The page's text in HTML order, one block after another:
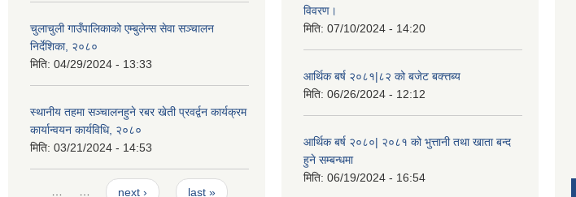
चुलाचुली गाउँपालिकाको एम्बुलेन्स सेवा सञ्चालन
निर्देशिका, २०८०
मिति: 04/29/2024 - 13:33
स्थानीय तहमा सञ्चालनहुने रबर खेती प्रवर्द्वन कार्यक्रम
कार्यान्वयन कार्यविधि, २०८०
मिति: 03/21/2024 - 14:53
Pages
… … next › last »
विवरण।
मिति: 07/10/2024 - 14:20
आर्थिक बर्ष २०८१|८२ को बजेट बक्त्तब्य
मिति: 06/26/2024 - 12:12
आर्थिक बर्ष २०८०| २०८१ को भुत्तानी तथा खाता बन्द
हुने सम्बन्धमा
मिति: 06/19/2024 - 16:54